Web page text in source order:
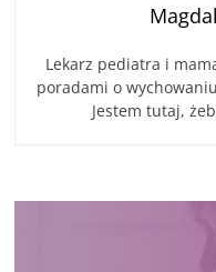
Lekarz pediatra i
poradami o
Jestem tutaj,